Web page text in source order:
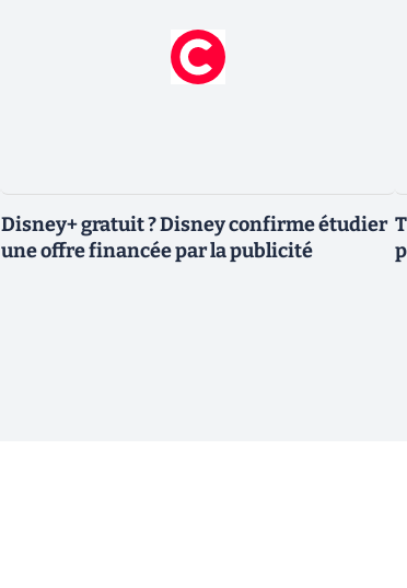
Disney+ gratuit ? Disney confirme étudier
une offre financée par la publicité